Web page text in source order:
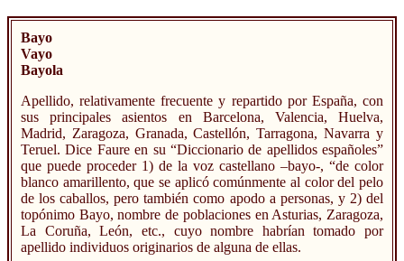
Bayo
Vayo
Bayola
Apellido, relativamente frecuente y repartido por España, con
sus principales asientos en Barcelona, Valencia, Huelva,
Madrid, Zaragoza, Granada, Castellón, Tarragona, Navarra y
Teruel. Dice Faure en su “Diccionario de apellidos españoles”
que puede proceder 1) de la voz castellano –bayo-, “de color
blanco amarillento, que se aplicó comúnmente al color del pelo
de los caballos, pero también como apodo a personas, y 2) del
topónimo Bayo, nombre de poblaciones en Asturias, Zaragoza,
La Coruña, León, etc., cuyo nombre habrían tomado por
apellido individuos originarios de alguna de ellas.